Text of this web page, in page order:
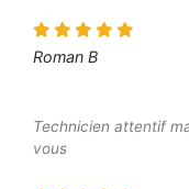
Roman B
Technicien attentif
vous